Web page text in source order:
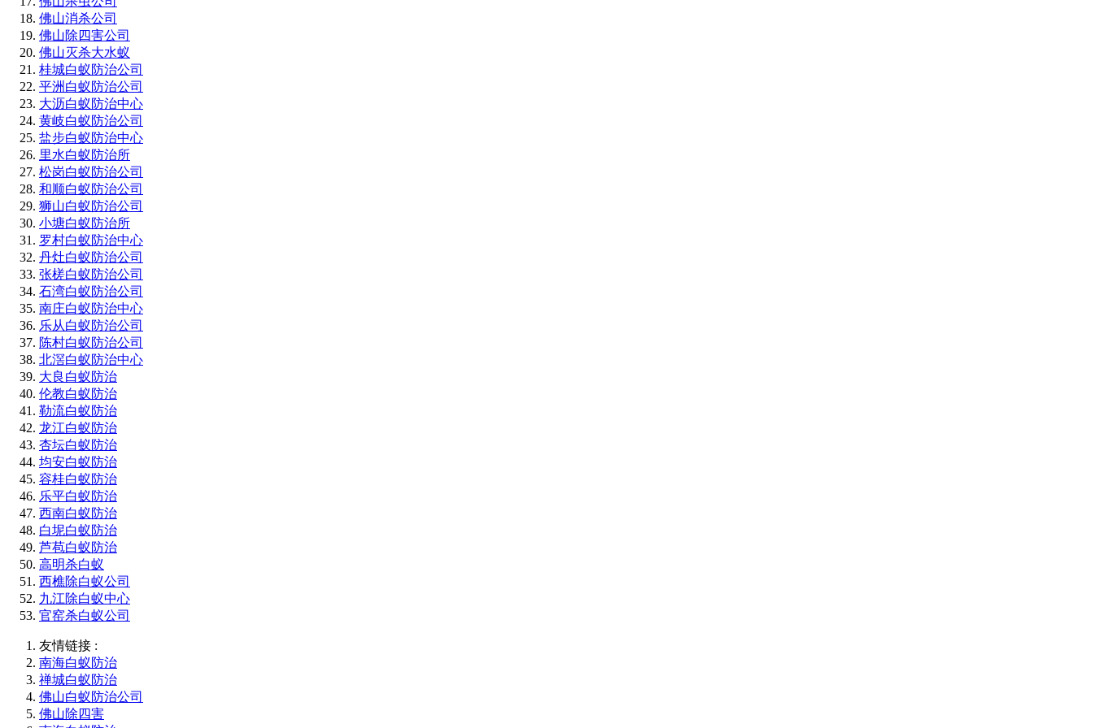
佛山消杀公司
佛山除四害公司
佛山灭杀大水蚁
桂城白蚁防治公司
平洲白蚁防治公司
大沥白蚁防治中心
黄岐白蚁防治公司
盐步白蚁防治中心
里水白蚁防治所
松岗白蚁防治公司
和顺白蚁防治公司
狮山白蚁防治公司
小塘白蚁防治所
罗村白蚁防治中心
丹灶白蚁防治公司
张槎白蚁防治公司
石湾白蚁防治公司
南庄白蚁防治中心
乐从白蚁防治公司
陈村白蚁防治公司
北滘白蚁防治中心
大良白蚁防治
伦教白蚁防治
勒流白蚁防治
龙江白蚁防治
杏坛白蚁防治
均安白蚁防治
容桂白蚁防治
乐平白蚁防治
西南白蚁防治
白坭白蚁防治
芦苞白蚁防治
高明杀白蚁
西樵除白蚁公司
九江除白蚁中心
官窑杀白蚁公司
友情链接 :
南海白蚁防治
禅城白蚁防治
佛山白蚁防治公司
佛山除四害